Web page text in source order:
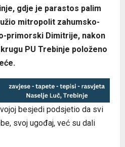
gdje je parastos palim
mitropolit zahumsko-
primorski Dimitrije, nakon
PU Trebinje položeno
besjedi podsjetio da svi
svoj ugođaj, već su dali